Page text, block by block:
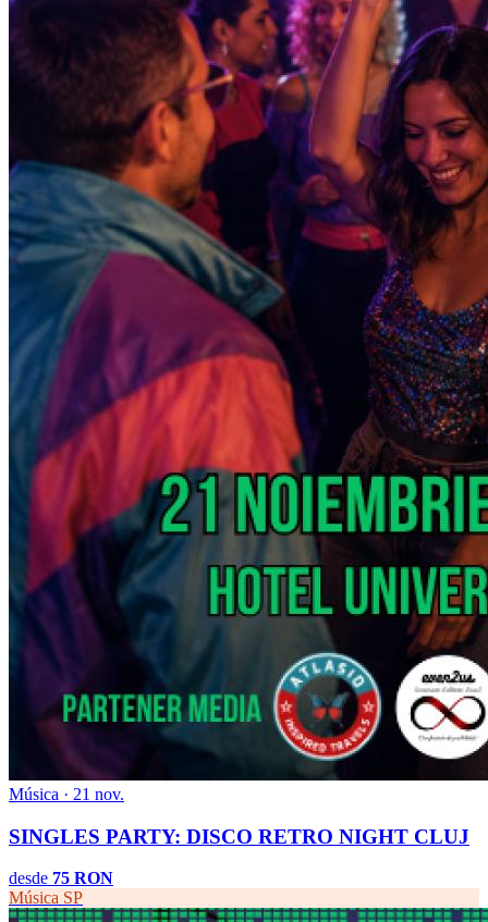
Música · 21 nov.
SINGLES PARTY: DISCO RETRO NIGHT CLUJ
desde 75 RON
Música SP